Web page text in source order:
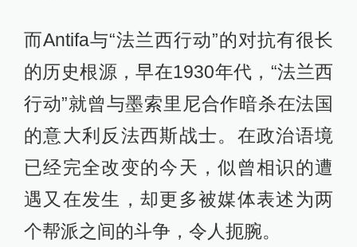
而Antifa与“法兰西行动”的对抗有很长
的历史根源，早在1930年代，“法兰西
行动”就曾与墨索里尼合作暗杀在法国
的意大利反法西斯战士。在政治语境
已经完全改变的今天，似曾相识的遭
遇又在发生，却更多被媒体表述为两
个帮派之间的斗争，令人扼腕。